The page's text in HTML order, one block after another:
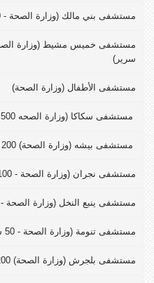
مستشفى بني مالك (وزارة الصحة - 100 سرير)
سرير)
مستشفى الأطفال (وزارة الصحة)
مستشفى سكاكا (وزارة الصحه 500 سرير)
مستشفى بيشه (وزارة الصحة) 200 سرير
مستشفى نجران (وزارة الصحة - 100 سرير)
مستشفى ينبع النخل (وزارة الصحة - 50 سرير)
مستشفى تنومة (وزارة الصحة - 50 سرير)
مستشفى بلجرش (وزارة الصحة) 200 سرير